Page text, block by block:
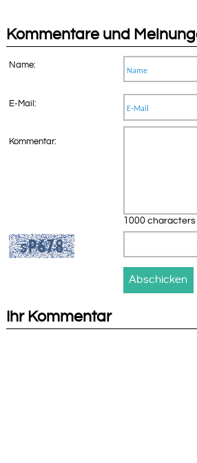
Kommentare und
Name:
E-Mail:
Kommentar:
1000 characters
Ihr Kommentar